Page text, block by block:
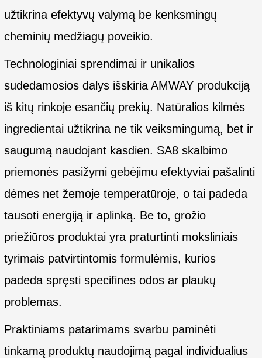
užtikrina efektyvų valymą be kenksmingų
cheminių medžiagų poveikio.
Technologiniai sprendimai ir unikalios
sudedamosios dalys išskiria AMWAY produkciją
iš kitų rinkoje esančių prekių. Natūralios kilmės
ingredientai užtikrina ne tik veiksmingumą, bet ir
saugumą naudojant kasdien. SA8 skalbimo
priemonės pasižymi gebėjimu efektyviai pašalinti
dėmes net žemoje temperatūroje, o tai padeda
tausoti energiją ir aplinką. Be to, grožio
priežiūros produktai yra praturtinti moksliniais
tyrimais patvirtintomis formulėmis, kurios
padeda spręsti specifines odos ar plaukų
problemas.
Praktiniams patarimams svarbu paminėti
tinkamą produktų naudojimą pagal individualius